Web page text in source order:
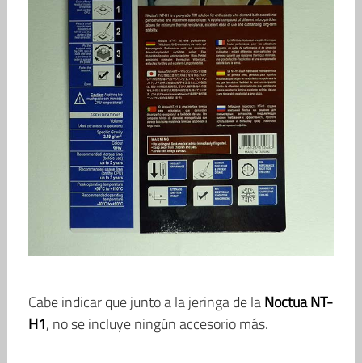
Cabe indicar que junto a la jeringa de laNoctua NT-
H1, no se incluye ningún accesorio más.